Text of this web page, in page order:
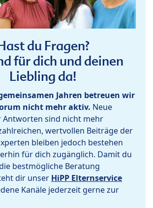
du Fragen?
für dich und deinen
Liebling da!
Jahren betreuen wir
nicht mehr aktiv. Neue
Antworten sind nicht mehr
wertvollen Beiträge der
bleiben jedoch bestehen
für dich zugänglich. Damit du
bestmögliche Beratung
dir unser HiPP Elternservice
Kanäle jederzeit gerne zur